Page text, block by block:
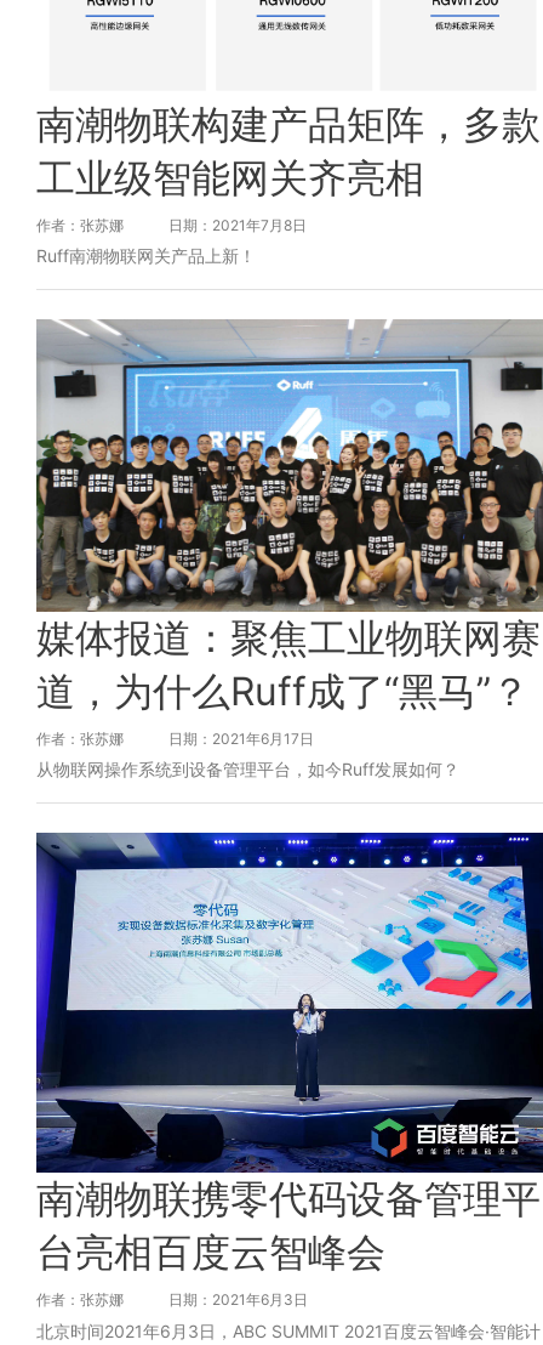
南潮物联构建产品矩阵，多款
工业级智能网关齐亮相
作者：张苏娜 日期：2021年7月8日
Ruff南潮物联网关产品上新！
媒体报道：聚焦工业物联网赛
道，为什么Ruff成了“黑马”？
作者：张苏娜 日期：2021年6月17日
从物联网操作系统到设备管理平台，如今Ruff发展如何？
南潮物联携零代码设备管理平
台亮相百度云智峰会
作者：张苏娜 日期：2021年6月3日
北京时间2021年6月3日，ABC SUMMIT 2021百度云智峰会·智能计